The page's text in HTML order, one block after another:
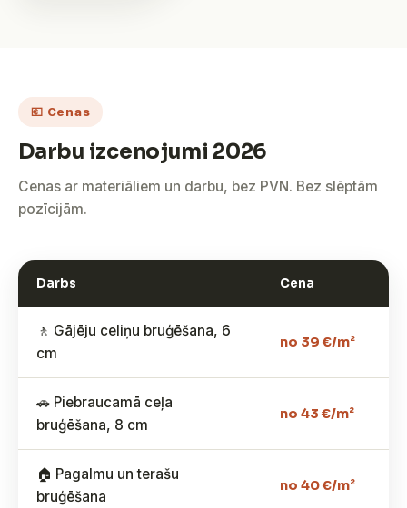
💶 Cenas
Darbu izcenojumi 2026
Cenas ar materiāliem un darbu, bez PVN. Bez slēptām
pozīcijām.
Darbs Cena
🚶 Gājēju celiņu bruģēšana, 6
cm
no 39 €/m²
🚗 Piebraucamā ceļa
bruģēšana, 8 cm
no 43 €/m²
🏠 Pagalmu un terašu
bruģēšana
no 40 €/m²